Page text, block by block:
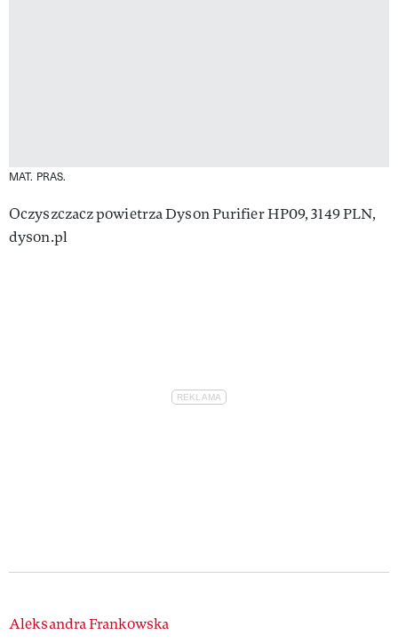
MAT. PRAS.
Oczyszczacz powietrza Dyson Purifier HP09, 3149 PLN,
dyson.pl
Authors
Aleksandra Frankowska